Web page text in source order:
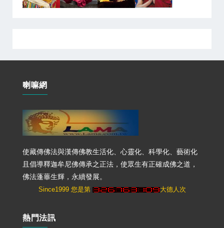
喇嘛網
使藏傳佛法與漢傳佛教生活化、心靈化、科學化、藝術化
且倡導釋迦牟尼佛傳承之正法，使眾生有正確成佛之道，
佛法蓬蓽生輝，永續發展。
Since1999 您是第 大德人次
熱門法訊